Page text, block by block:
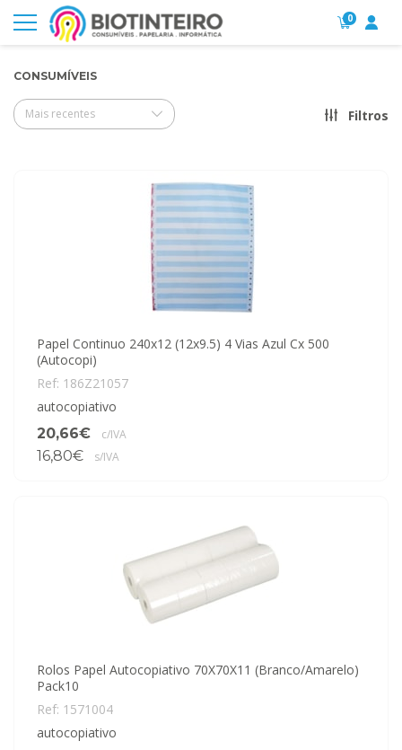
0
CONSUMÍVEIS
Mais recentes Filtros
Papel Continuo 240x12 (12x9.5) 4 Vias Azul Cx 500
(Autocopi)
Ref: 186Z21057
autocopiativo
20,66€
c/IVA
16,80€ s/IVA
Rolos Papel Autocopiativo 70X70X11 (Branco/Amarelo)
Pack10
Ref: 1571004
autocopiativo